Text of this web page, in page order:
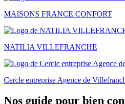
MAISONS FRANCE CONFORT
NATILIA VILLEFRANCHE
Cercle entreprise Agence de
Nos guide pour bien